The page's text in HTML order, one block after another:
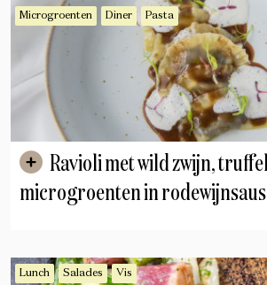
Microgroenten Diner Pasta
microgroenten in rodewijnsaus
Lunch Salades Vis